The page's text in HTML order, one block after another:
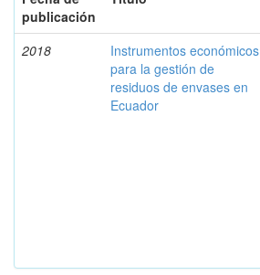
publicación
2018
Instrumentos económicos
para la gestión de
residuos de envases en
Ecuador